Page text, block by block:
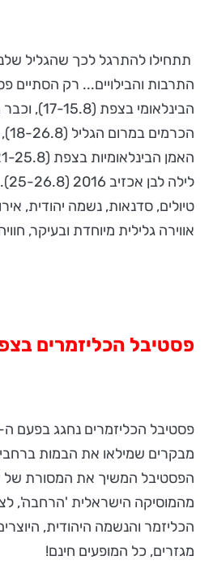
תתחילו להתרגל לכך שהגליל
התרבות והבילויים... רק הסתיים
הבינלאומי
טיולים, סדנאות, נשמה יהודית,
אווירה גלילית מיוחדת ובעיקר,
פסטיבל הכליזמרים
מבקרים שמילאו את הבמות
הפסטיבל המשיך את המסורת של
מהמוסיקה הישראלית 'הרחבה',
הכליזמר והנשמה היהודית,
מגזרים, כל המופעים חינם!